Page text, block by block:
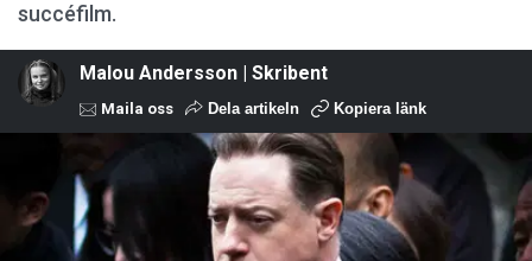
succéfilm.
Malou Andersson | Skribent
Maila oss Dela artikeln Kopiera länk